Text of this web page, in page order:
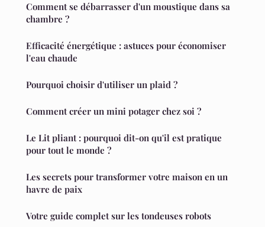
Comment se débarrasser d'un moustique dans sa
chambre ?
Efficacité énergétique : astuces pour économiser
l'eau chaude
Pourquoi choisir d'utiliser un plaid ?
Comment créer un mini potager chez soi ?
Le Lit pliant : pourquoi dit-on qu'il est pratique
pour tout le monde ?
Les secrets pour transformer votre maison en un
havre de paix
Votre guide complet sur les tondeuses robots